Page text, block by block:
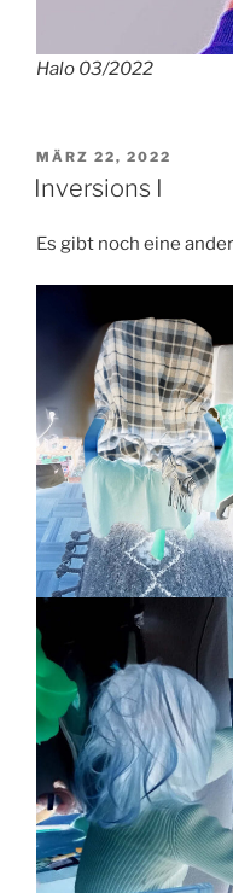
Halo 03/2022
VERÖFFENTLICHT
AM
MÄRZ 22, 2022
Inversions I
Es gibt noch eine